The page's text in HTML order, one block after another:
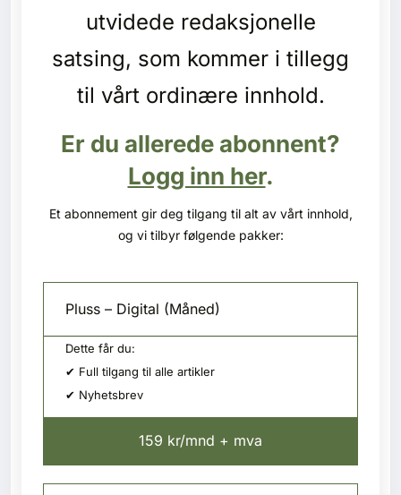
Kontakt ossutvidede redaksjonelle
satsing, som kommer i tillegg
til vårt ordinære innhold.
Er du allerede abonnent?
Logg inn her.
Et abonnement gir deg tilgang til alt av vårt innhold,
og vi tilbyr følgende pakker:
Pluss – Digital (Måned)
Dette får du:
✔ Full tilgang til alle artikler
✔ Nyhetsbrev
159 kr/mnd + mva